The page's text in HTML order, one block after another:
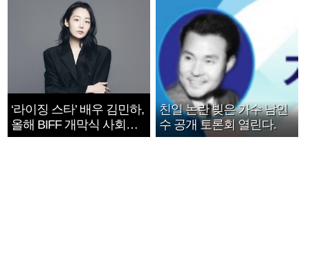
‘라이징 스타’ 배우 김민하,
올해 BIFF 개막식 사회자
확정
친일 논란 빚은 가수 남인
수 공개 토론회 열린다.